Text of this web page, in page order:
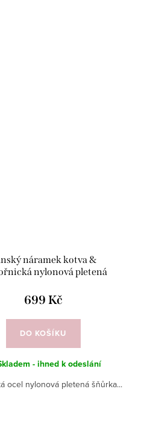
náramek kotva &
nylonová pletená
699 Kč
DO KOŠÍKU
- ihned k odeslání
ocel nylonová pletená šňůrka...